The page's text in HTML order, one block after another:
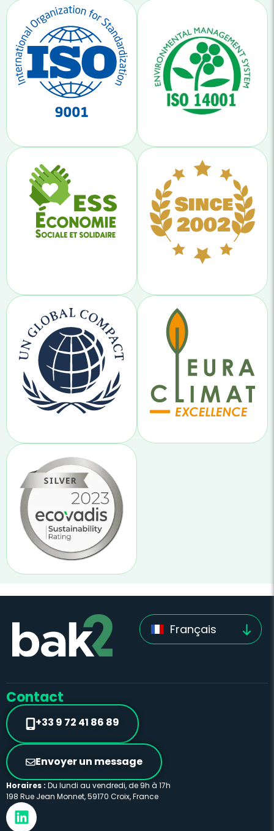
Français
Contact
+33 9 72 41 86 89
Envoyer un message
Horaires : Du lundi au vendredi, de 9h à 17h
198 Rue Jean Monnet, 59170 Croix, France